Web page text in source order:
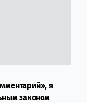
я
законом